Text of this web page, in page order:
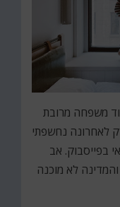
משפחה מרובת
לאחרונה נחשפתי
בפייסבוק. אב
לא מוכנה